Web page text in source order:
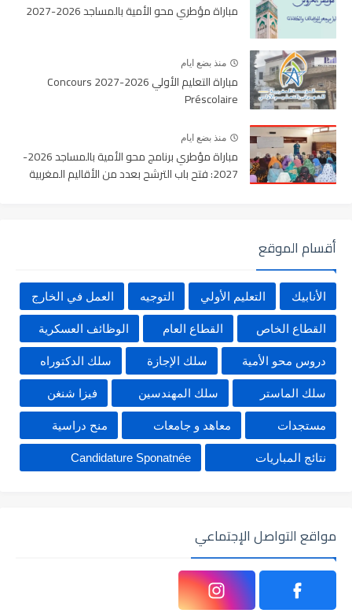
مباراة مؤطري محو الأمية بالمساجد 2026-2027
منذ بضع ايام
مباراة التعليم الأولي 2026-2027 Concours
Préscolaire
منذ بضع ايام
مباراة مؤطري برنامج محو الأمية بالمساجد 2026-
2027: فتح باب الترشح بعدد من الأقاليم المغربية
أقسام الموقع
الأنابيك التعليم الأولي التوجيه العمل في الخارج
القطاع الخاص القطاع العام الوظائف العسكرية
دروس محو الأمية سلك الإجازة سلك الدكتوراه
سلك الماستر سلك المهندسين فيزا شنغن
مستجدات معاهد و جامعات منح دراسية
نتائج المباريات Candidature Sponatnée
مواقع التواصل الإجتماعي